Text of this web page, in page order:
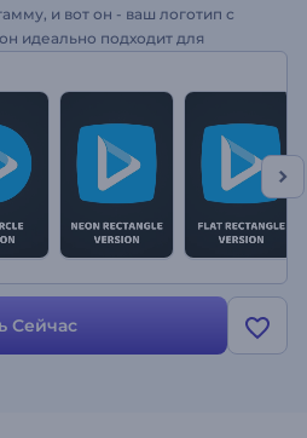
и вот он - ваш логотип с
идеально подходит для
презентаций PowerPoint и
Сейчас